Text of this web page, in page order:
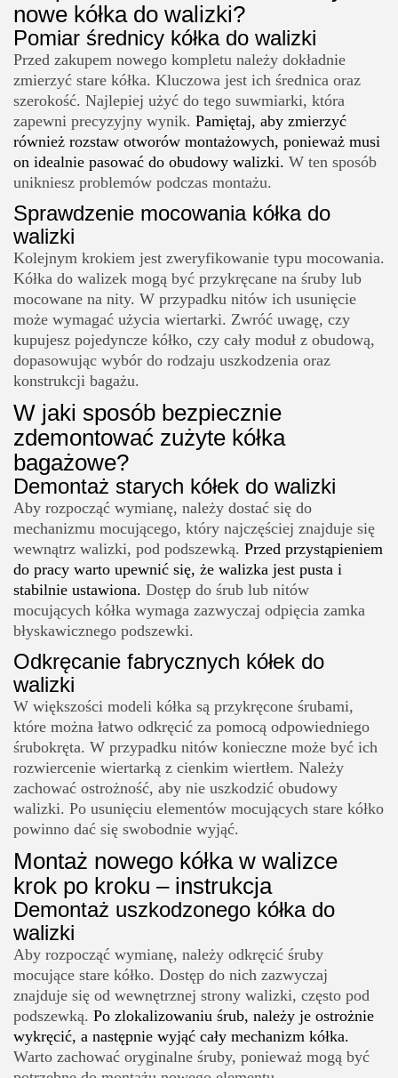
nowe kółka do walizki?
Pomiar średnicy kółka do walizki
Przed zakupem nowego kompletu należy dokładnie
zmierzyć stare kółka. Kluczowa jest ich średnica oraz
szerokość. Najlepiej użyć do tego suwmiarki, która
zapewni precyzyjny wynik. Pamiętaj, aby zmierzyć
również rozstaw otworów montażowych, ponieważ musi
on idealnie pasować do obudowy walizki. W ten sposób
unikniesz problemów podczas montażu.
Sprawdzenie mocowania kółka do
walizki
Kolejnym krokiem jest zweryfikowanie typu mocowania.
Kółka do walizek mogą być przykręcane na śruby lub
mocowane na nity. W przypadku nitów ich usunięcie
może wymagać użycia wiertarki. Zwróć uwagę, czy
kupujesz pojedyncze kółko, czy cały moduł z obudową,
dopasowując wybór do rodzaju uszkodzenia oraz
konstrukcji bagażu.
W jaki sposób bezpiecznie
zdemontować zużyte kółka
bagażowe?
Demontaż starych kółek do walizki
Aby rozpocząć wymianę, należy dostać się do
mechanizmu mocującego, który najczęściej znajduje się
wewnątrz walizki, pod podszewką. Przed przystąpieniem
do pracy warto upewnić się, że walizka jest pusta i
stabilnie ustawiona. Dostęp do śrub lub nitów
mocujących kółka wymaga zazwyczaj odpięcia zamka
błyskawicznego podszewki.
Odkręcanie fabrycznych kółek do
walizki
W większości modeli kółka są przykręcone śrubami,
które można łatwo odkręcić za pomocą odpowiedniego
śrubokręta. W przypadku nitów konieczne może być ich
rozwiercenie wiertarką z cienkim wiertłem. Należy
zachować ostrożność, aby nie uszkodzić obudowy
walizki. Po usunięciu elementów mocujących stare kółko
powinno dać się swobodnie wyjąć.
Montaż nowego kółka w walizce
krok po kroku – instrukcja
Demontaż uszkodzonego kółka do
walizki
Aby rozpocząć wymianę, należy odkręcić śruby
mocujące stare kółko. Dostęp do nich zazwyczaj
znajduje się od wewnętrznej strony walizki, często pod
podszewką. Po zlokalizowaniu śrub, należy je ostrożnie
wykręcić, a następnie wyjąć cały mechanizm kółka.
Warto zachować oryginalne śruby, ponieważ mogą być